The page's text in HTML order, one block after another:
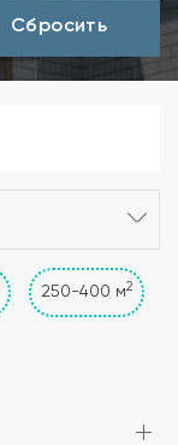
Сбросить
250-400 м2